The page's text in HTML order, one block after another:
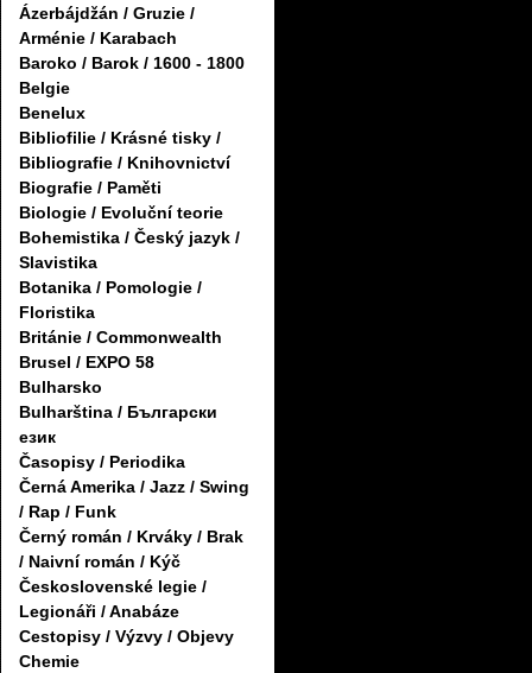
Ázerbájdžán / Gruzie /
Arménie / Karabach
Baroko / Barok / 1600 - 1800
Belgie
Benelux
Bibliofilie / Krásné tisky /
Bibliografie / Knihovnictví
Biografie / Paměti
Biologie / Evoluční teorie
Bohemistika / Český jazyk /
Slavistika
Botanika / Pomologie /
Floristika
Británie / Commonwealth
Brusel / EXPO 58
Bulharsko
Bulharština / Български
език
Časopisy / Periodika
Černá Amerika / Jazz / Swing
/ Rap / Funk
Černý román / Krváky / Brak
/ Naivní román / Kýč
Československé legie /
Legionáři / Anabáze
Cestopisy / Výzvy / Objevy
Chemie